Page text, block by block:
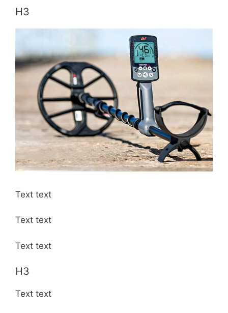
H3
Text text
Text text
Text text
H3
Text text